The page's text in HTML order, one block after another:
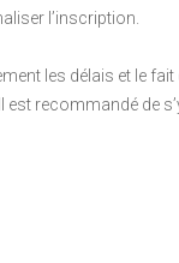
l’inscription.
les délais et le
est recommandé de